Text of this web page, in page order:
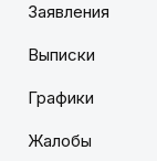
Заявления
Выписки
Графики
Жалобы